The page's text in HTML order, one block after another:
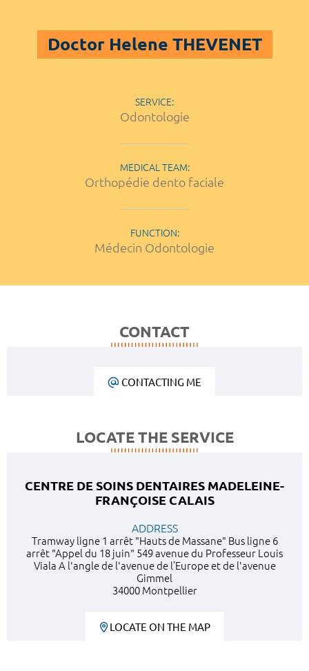
Doctor Helene THEVENET
SERVICE:
Odontologie
MEDICAL TEAM:
Orthopédie dento faciale
FUNCTION:
Médecin Odontologie
CONTACT
CONTACTING ME
LOCATE THE SERVICE
CENTRE DE SOINS DENTAIRES MADELEINE-
FRANÇOISE CALAIS
ADDRESS
Tramway ligne 1 arrêt "Hauts de Massane" Bus ligne 6
arrêt "Appel du 18 juin" 549 avenue du Professeur Louis
Viala A l'angle de l'avenue de l’Europe et de l'avenue
Gimmel
34000 Montpellier
LOCATE ON THE MAP